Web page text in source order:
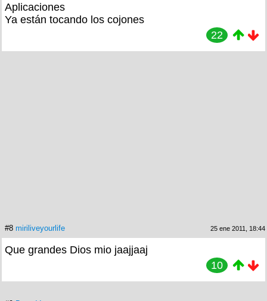
Aplicaciones
Ya están tocando los cojones
22
#8 miriliveyourlife 25 ene 2011, 18:44
Que grandes Dios mio jaajjaaj
10